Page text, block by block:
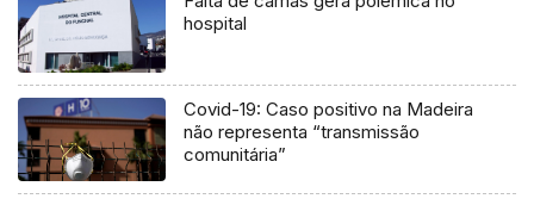
hospital
Covid-19: Caso positivo na Madeira
não representa “transmissão
comunitária”